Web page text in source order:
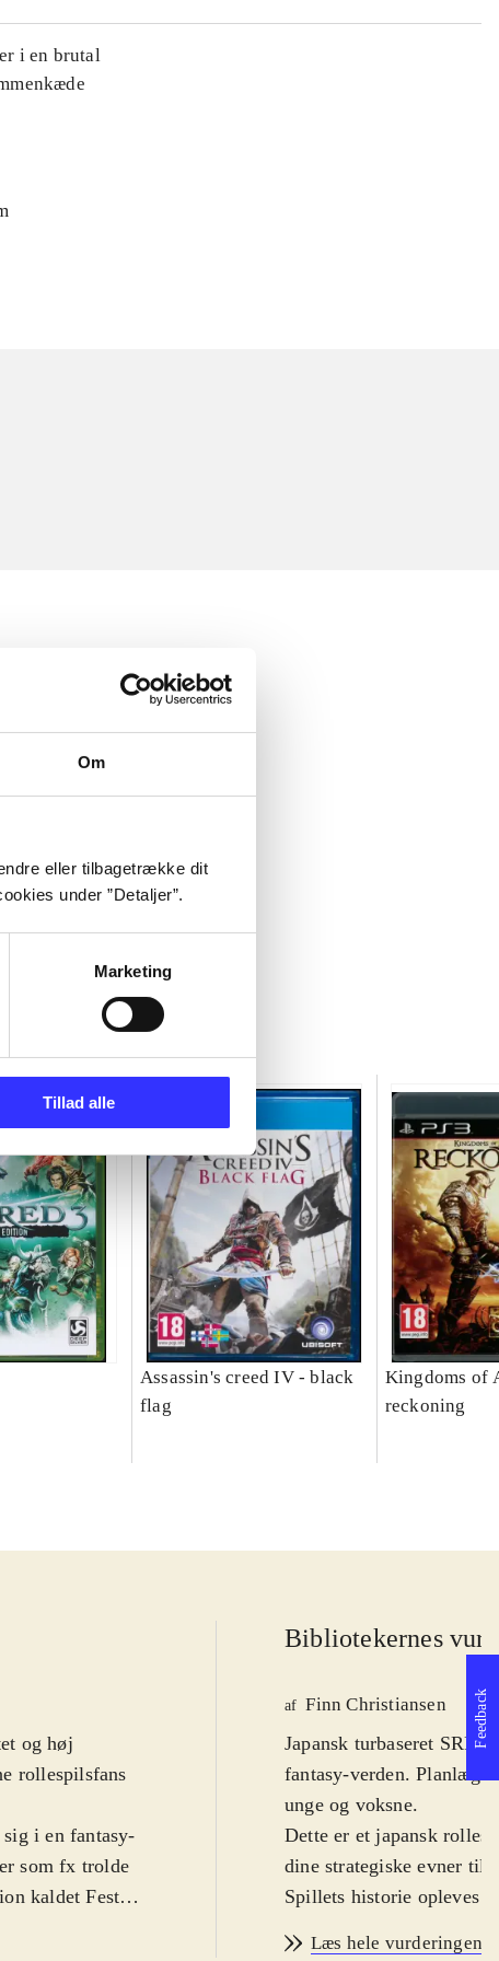
Om
eller tilbagetrække dit
under ”Detaljer”.
Marketing
Tillad alle
i en brutal
Assassin's creed IV - black
flag
Kingdoms of
reckoning
og høj
rollespilsfans
i en fantasy-
som fx trolde
kaldet Feste.
Bibliotekernes
af Finn Christiansen
Japansk turbaseret
fantasy-verden. Planlæg
unge og voksne.
Dette er et japansk
dine strategiske evner til
Spillets historie opleves
Læs hele vurderingen
Feedback